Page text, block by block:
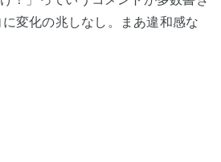
変化の兆しなし。まあ違和感な